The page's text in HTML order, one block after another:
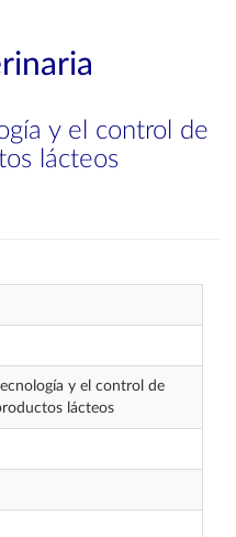
y el control de
lácteos
y el control de
lácteos